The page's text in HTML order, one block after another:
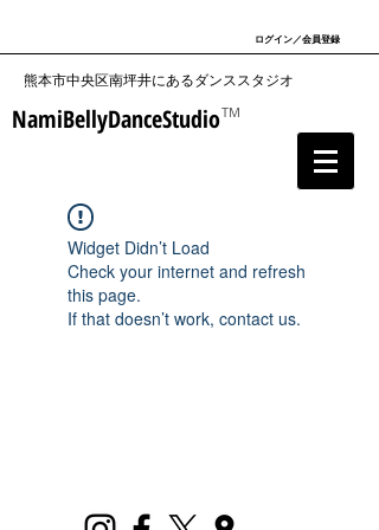
ログイン／会員登録
​熊本市中央区南坪井にあるダンススタジオ
NamiBellyDanceStudioTM
Widget Didn’t Load
Check your internet and refresh
this page.
If that doesn’t work, contact us.